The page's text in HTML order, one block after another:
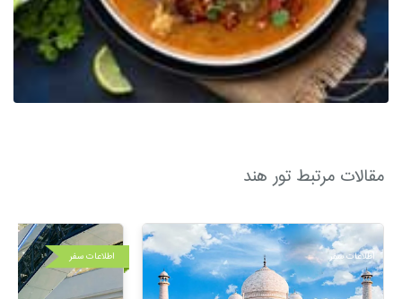
مدت اقامت: 1 ماه
نوع ورود: یک بار ورود (سینگل).
نوع ویزا: لیبل (برچسب) می باشد.
مقالات مرتبط تور هند
اطلاعات سفر اطلاعات سفر